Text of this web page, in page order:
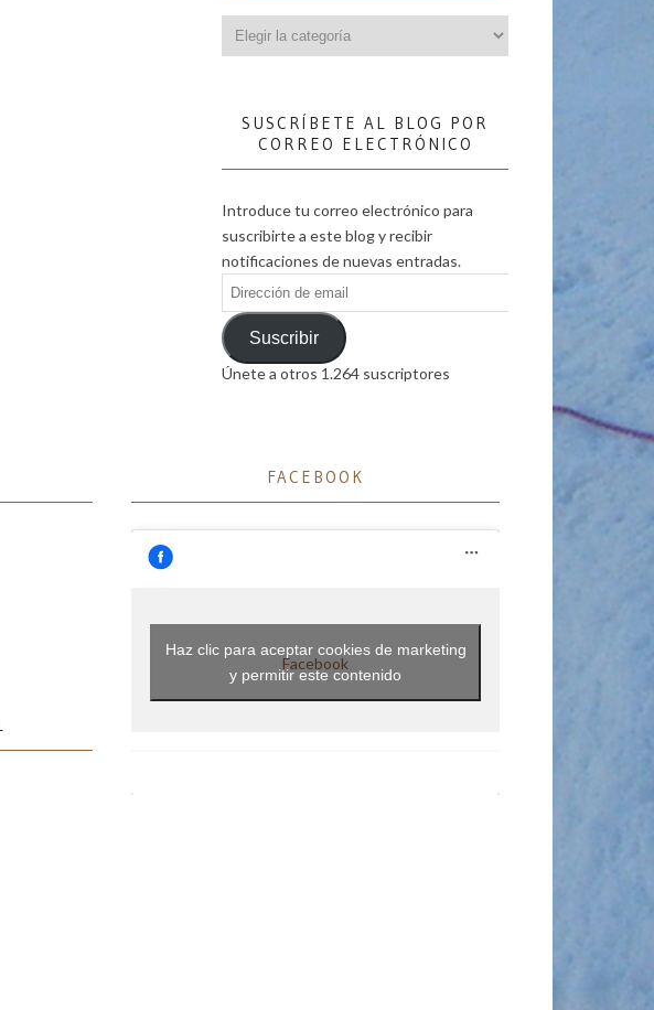
SUSCRÍBETE AL BLOG POR
CORREO ELECTRÓNICO
Introduce tu correo electrónico para
suscribirte a este blog y recibir
notificaciones de nuevas entradas.
Dirección
de
emailSuscribir
Únete a otros 1.264 suscriptores
FACEBOOK
Facebook
Haz clic para aceptar cookies de marketing
y permitir este contenido